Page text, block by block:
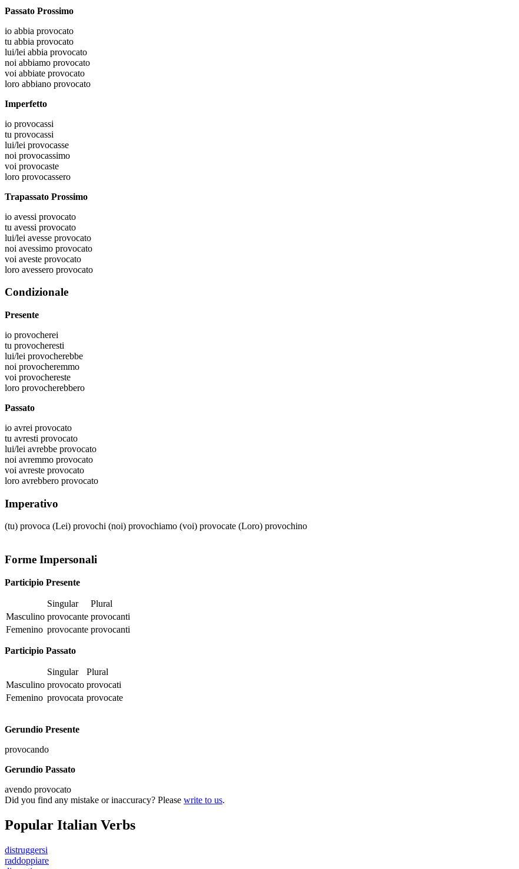
Passato Prossimo
io abbia provocato
tu abbia provocato
lui/lei abbia provocato
noi abbiamo provocato
voi abbiate provocato
loro abbiano provocato
Imperfetto
io provocassi
tu provocassi
lui/lei provocasse
noi provocassimo
voi provocaste
loro provocassero
Trapassato Prossimo
io avessi provocato
tu avessi provocato
lui/lei avesse provocato
noi avessimo provocato
voi aveste provocato
loro avessero provocato
Condizionale
Presente
io provocherei
tu provocheresti
lui/lei provocherebbe
noi provocheremmo
voi provochereste
loro provocherebbero
Passato
io avrei provocato
tu avresti provocato
lui/lei avrebbe provocato
noi avremmo provocato
voi avreste provocato
loro avrebbero provocato
Imperativo
(tu) provoca (Lei) provochi (noi) provochiamo (voi) provocate (Loro) provochino
Forme Impersonali
Participio Presente
Singular
Plural
Masculino provocante provocanti
Femenino provocante provocanti
Participio Passato
Singular
Plural
Masculino provocato provocati
Femenino provocata provocate
Gerundio Presente
provocando
Gerundio Passato
avendo provocato
Did you find any mistake or inaccuracy? Please write to us.
Popular Italian Verbs
distruggersi
raddoppiare